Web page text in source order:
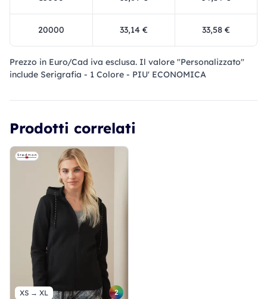
20000 33,14 € 33,58 €
Prezzo in Euro/Cad iva esclusa. Il valore "Personalizzato"
include Serigrafia - 1 Colore - PIU' ECONOMICA
Prodotti correlati
XS → XL 2